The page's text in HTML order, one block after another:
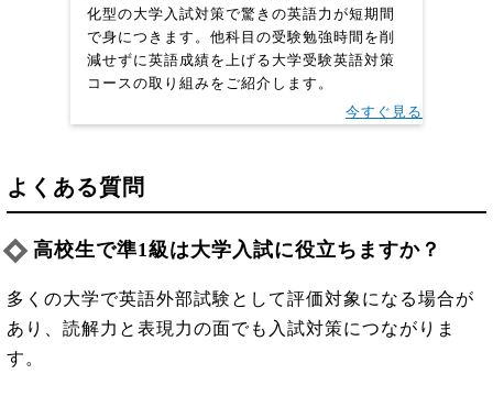
化型の大学入試対策で驚きの英語力が短期間
で身につきます。他科目の受験勉強時間を削
減せずに英語成績を上げる大学受験英語対策
コースの取り組みをご紹介します。
今すぐ見る
よくある質問
高校生で準1級は大学入試に役立ちますか？
多くの大学で英語外部試験として評価対象になる場合が
あり、読解力と表現力の面でも入試対策につながりま
す。